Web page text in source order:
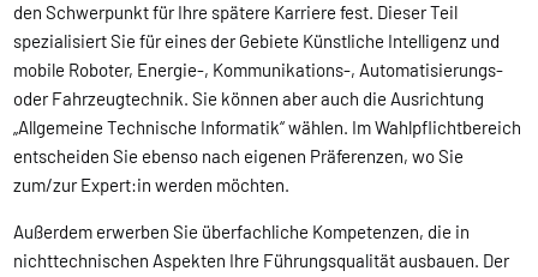
den Schwerpunkt für Ihre spätere Karriere fest. Dieser Teil
spezialisiert Sie für eines der Gebiete Künstliche Intelligenz und
mobile Roboter, Energie-, Kommunikations-, Automatisierungs-
oder Fahrzeugtechnik. Sie können aber auch die Ausrichtung
„Allgemeine Technische Informatik“ wählen. Im Wahlpflichtbereich
entscheiden Sie ebenso nach eigenen Präferenzen, wo Sie
zum/zur Expert:in werden möchten.
Außerdem erwerben Sie überfachliche Kompetenzen, die in
nichttechnischen Aspekten Ihre Führungsqualität ausbauen. Der